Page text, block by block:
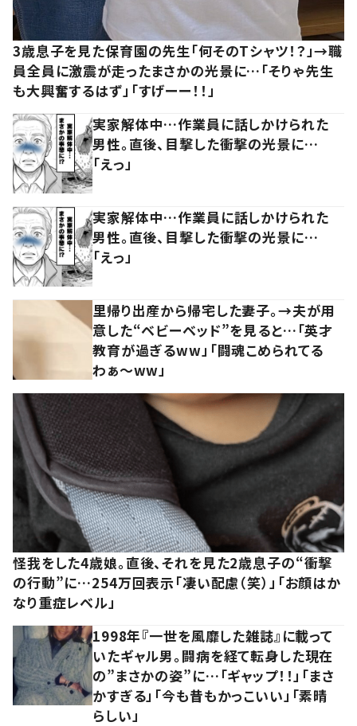
3歳息子を見た保育園の先生「何そのTシャツ！？」→職
員全員に激震が走ったまさかの光景に…「そりゃ先生
も大興奮するはず」「すげーー！！」
実家解体中…作業員に話しかけられた
男性。直後、目撃した衝撃の光景に…
「えっ」
実家解体中…作業員に話しかけられた
男性。直後、目撃した衝撃の光景に…
「えっ」
里帰り出産から帰宅した妻子。→夫が用
意した“ベビーベッド”を見ると…「英才
教育が過ぎるww」「闘魂こめられてる
わぁ～ww」
怪我をした4歳娘。直後、それを見た2歳息子の“衝撃
の行動”に…254万回表示「凄い配慮（笑）」「お顔はか
なり重症レベル」
1998年『一世を風靡した雑誌』に載って
いたギャル男。闘病を経て転身した現在
の”まさかの姿”に…「ギャップ！！」「まさ
かすぎる」「今も昔もかっこいい」「素晴
らしい」